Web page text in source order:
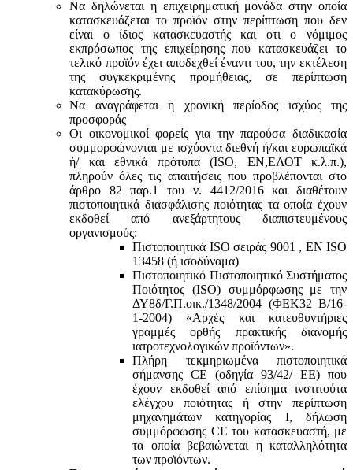
Να δηλώνεται η επιχειρηματική μονάδα στην οποία
κατασκευάζεται το προϊόν στην περίπτωση που δεν
είναι ο ίδιος κατασκευαστής και oτι ο νόμιμος
εκπρόσωπος της επιχείρησης που κατασκευάζει το
τελικό προϊόν έχει αποδεχθεί έναντι του, την εκτέλεση
της συγκεκριμένης προμήθειας, σε περίπτωση
κατακύρωσης.
Να αναγράφεται η χρονική περίοδος ισχύος της
προσφοράς
Οι οικονομικοί φορείς για την παρούσα διαδικασία
συμμορφώνονται με ισχύοντα διεθνή ή/και ευρωπαϊκά
ή/ και εθνικά πρότυπα (ISO, ΕΝ,ΕΛΟΤ κ.λ.π.),
πληρούν όλες τις απαιτήσεις που προβλέπονται στο
άρθρο 82 παρ.1 του ν. 4412/2016 και διαθέτουν
πιστοποιητικά διασφάλισης ποιότητας τα οποία έχουν
εκδοθεί από ανεξάρτητους διαπιστευμένους
οργανισμούς:
Πιστοποιητικά ISO σειράς 9001 , ΕΝ ISO
13458 (ή ισοδύναμα)
Πιστοποιητικό Πιστοποιητικό Συστήματος
Ποιότητος (ISO) συμμόρφωσης με την
ΔΥ8δ/Γ.Π.οικ./1348/2004 (ΦΕΚ32 Β/16-
1-2004) «Αρχές και κατευθυντήριες
γραμμές ορθής πρακτικής διανομής
ιατροτεχνολογικών προϊόντων».
Πλήρη τεκμηριωμένα πιστοποιητικά
σήμανσης CE (οδηγία 93/42/ ΕΕ) που
έχουν εκδοθεί από επίσημα ινστιτούτα
ελέγχου ποιότητας ή στην περίπτωση
μηχανημάτων κατηγορίας Ι, δήλωση
συμμόρφωσης CE του κατασκευαστή, με
τα οποία βεβαιώνεται η καταλληλότητα
των προϊόντων.